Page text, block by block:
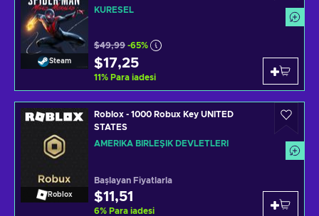
Steam
KÜRESEL
$49,99 -65%
$17,25
11% Para iadesi
Roblox
Roblox - 1000 Robux Key UNITED
STATES
AMERIKA BIRLEŞIK DEVLETLERI
Başlayan Fiyatlarla
$11,51
6% Para iadesi